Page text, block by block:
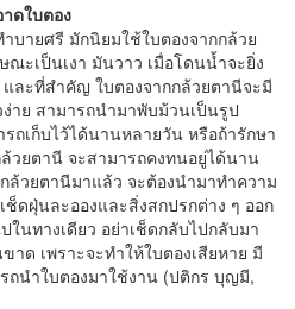
ดใบตอง
ยศรี มักนิยมใช้ใบตองจากกล้วย
ณะเป็นเงา มันวาว เมื่อโดนน้ำจะยิ่ง
และที่สำคัญ ใบตองจากกล้วยตานีจะมี
าย สามารถนำมาพับม้วนเป็นรูป
ถเก็บไว้ได้นานหลายวัน หรือถ้ารักษา
วยตานี จะสามารถคงทนอยู่ได้นาน
ล้วยตานีมาแล้ว จะต้องนำมาทำความ
ดฝุ่นละอองและสิ่งสกปรกต่าง ๆ ออก
ในทางเดียว อย่าเช็ดกลับไปกลับมา
าด เพราะจะทำให้ใบตองเสียหาย มี
ถนำใบตองมาใช้งาน (ปติกร บุญมี,